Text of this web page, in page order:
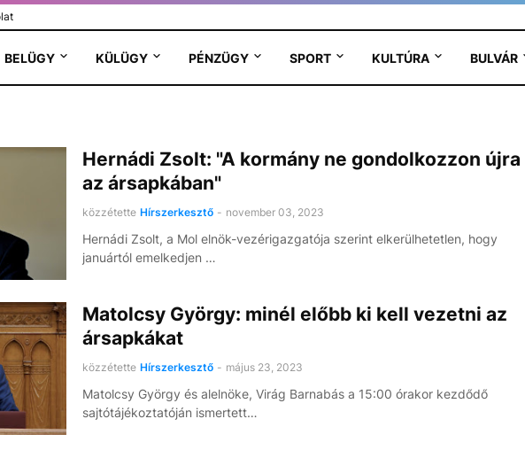
BELÜGY KÜLÜGY PÉNZÜGY SPORT KULTÚRA BULVÁR
Hernádi Zsolt: "A kormány ne gondolkozzon újra
az ársapkában"
közzétette Hírszerkesztő - november 03, 2023
Hernádi Zsolt, a Mol elnök-vezérigazgatója szerint elkerülhetetlen, hogy
januártól emelkedjen …
Matolcsy György: minél előbb ki kell vezetni az
ársapkákat
közzétette Hírszerkesztő - május 23, 2023
Matolcsy György és alelnöke, Virág Barnabás a 15:00 órakor kezdődő
sajtótájékoztatóján ismertett…